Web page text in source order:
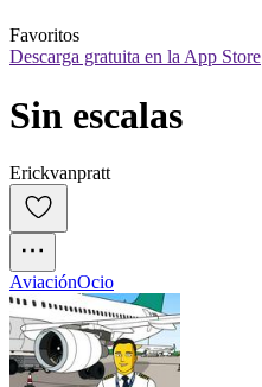
Favoritos
Descarga gratuita en la App Store
Sin escalas
Erickvanpratt
AviaciónOcio